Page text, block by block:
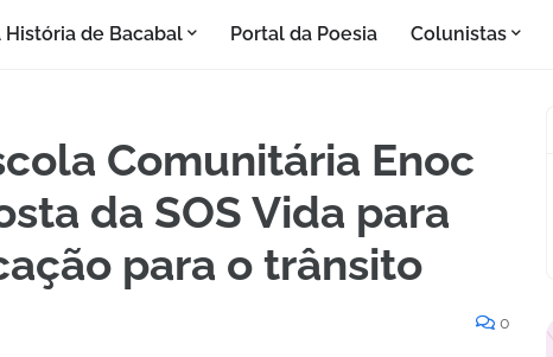
História de Bacabal Portal da Poesia Colunistas
Comunitária Enoc
da SOS Vida para
para o trânsito
0